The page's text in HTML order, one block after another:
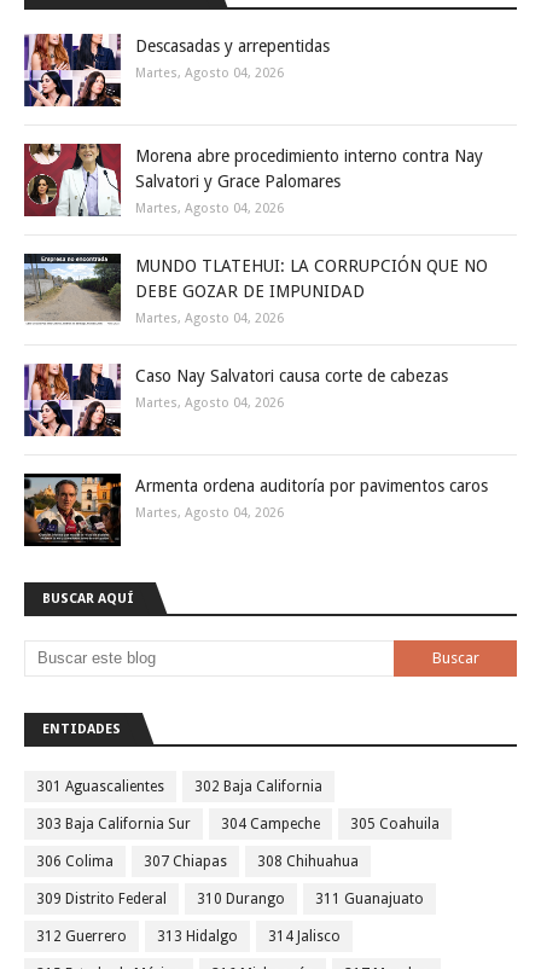
Descasadas y arrepentidas
Martes, Agosto 04, 2026
Morena abre procedimiento interno contra Nay
Salvatori y Grace Palomares
Martes, Agosto 04, 2026
MUNDO TLATEHUI: LA CORRUPCIÓN QUE NO
DEBE GOZAR DE IMPUNIDAD
Martes, Agosto 04, 2026
Caso Nay Salvatori causa corte de cabezas
Martes, Agosto 04, 2026
Armenta ordena auditoría por pavimentos caros
Martes, Agosto 04, 2026
BUSCAR AQUÍ
ENTIDADES
301 Aguascalientes 302 Baja California
303 Baja California Sur 304 Campeche 305 Coahuila
306 Colima 307 Chiapas 308 Chihuahua
309 Distrito Federal 310 Durango 311 Guanajuato
312 Guerrero 313 Hidalgo 314 Jalisco